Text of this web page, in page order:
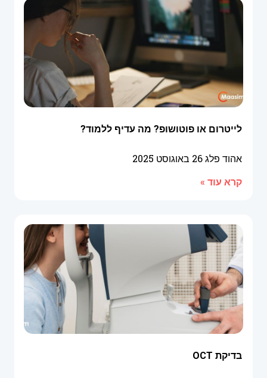
לייטרום או פוטושופ? מה עדיף ללמוד?
אהוד פלג26 באוגוסט 2025
קרא עוד »
בדיקת OCT